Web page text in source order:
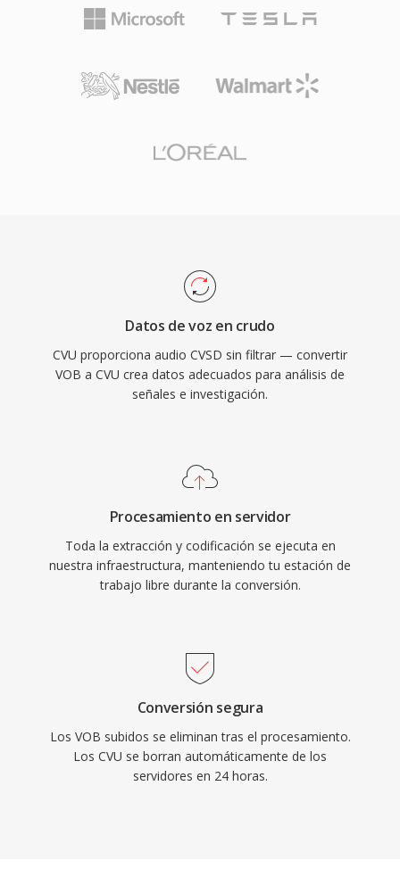
Datos de voz en crudo
CVU proporciona audio CVSD sin filtrar — convertir
VOB a CVU crea datos adecuados para análisis de
señales e investigación.
Procesamiento en servidor
Toda la extracción y codificación se ejecuta en
nuestra infraestructura, manteniendo tu estación de
trabajo libre durante la conversión.
Conversión segura
Los VOB subidos se eliminan tras el procesamiento.
Los CVU se borran automáticamente de los
servidores en 24 horas.